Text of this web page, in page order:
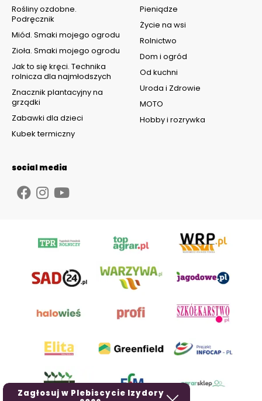
Zagłosuj w Plebiscycie Izydory
Pieniądze
Życie na wsi
Rolnictwo
Dom i ogród
Od kuchni
Uroda i Zdrowie
MOTO
Hobby i rozrywka
Rośliny ozdobne.
Podręcznik
Miód. Smaki mojego ogrodu
Zioła. Smaki mojego ogrodu
Jak to się kręci. Technika
rolnicza dla najmłodszych
Znacznik plantacyjny na
grządki
Zabawki dla dzieci
Kubek termiczny
social media